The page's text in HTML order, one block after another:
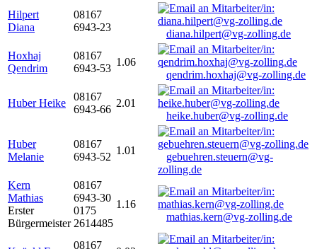
Hilpert
Diana
08167
6943-23
diana.hilpert@vg-zolling.de
Hoxhaj
Qendrim
08167
6943-53
1.06
qendrim.hoxhaj@vg-zolling.de
Huber Heike
08167
6943-66
2.01
heike.huber@vg-zolling.de
Huber
Melanie
08167
6943-52
1.01
gebuehren.steuern@vg-
zolling.de
Kern
Mathias
Erster
Bürgermeister
08167
6943-30
0175
2614485
1.16
mathias.kern@vg-zolling.de
08167